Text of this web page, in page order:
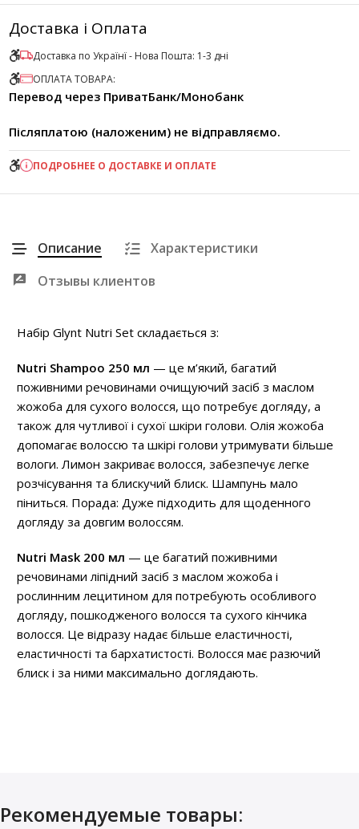
Доставка і Оплата
Доставка по Українї - Нова Пошта: 1-3 дні
ОПЛАТА ТОВАРА:
Перевод через ПриватБанк/Монобанк
Післяплатою (наложеним) не відправляємо.
ПОДРОБНЕЕ О ДОСТАВКЕ И ОПЛАТЕ
Описание
Характеристики
Отзывы клиентов
Набір Glynt Nutri Set складається з:
Nutri Shampoo 250 мл — це м’який, багатий
поживними речовинами очищуючий засіб з маслом
жожоба для сухого волосся, що потребує догляду, а
також для чутливої ​​і сухої шкіри голови. Олія жожоба
допомагає волоссю та шкірі голови утримувати більше
вологи. Лимон закриває волосся, забезпечує легке
розчісування та блискучий блиск. Шампунь мало
піниться. Порада: Дуже підходить для щоденного
догляду за довгим волоссям.
Nutri Mask 200 мл — це багатий поживними
речовинами ліпідний засіб з маслом жожоба і
рослинним лецитином для потребують особливого
догляду, пошкодженого волосся та сухого кінчика
волосся. Це відразу надає більше еластичності,
еластичності та бархатистості. Волосся має разючий
блиск і за ними максимально доглядають.
Рекомендуемые товары: